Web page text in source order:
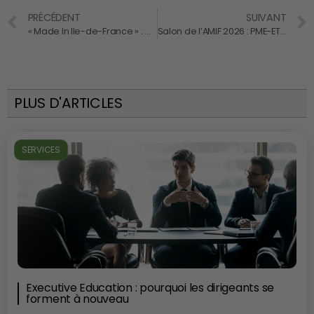
PRÉCÉDENT
« Made In Ile-de-France » : Grande Finale Régionale du concours le 4 juin
SUIVANT
Salon de l’AMIF 2026 : PME-ETI.fr renouvelle son partenariat, inscrivez-vous !
PLUS D'ARTICLES
SERVICES
Executive Education : pourquoi les dirigeants se
forment à nouveau